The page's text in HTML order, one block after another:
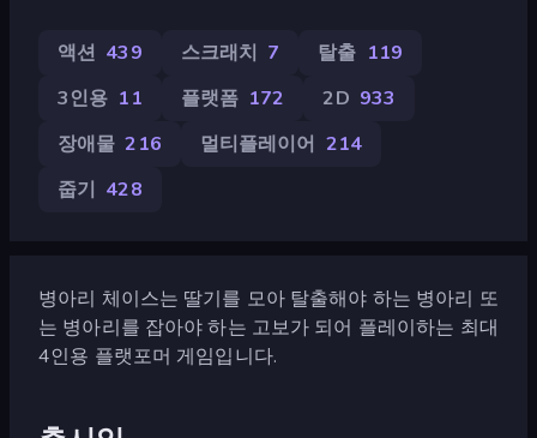
액션 439 스크래치 7 탈출 119
3인용 11 플랫폼 172 2D 933
장애물 216 멀티플레이어 214
줍기 428
병아리 체이스는 딸기를 모아 탈출해야 하는 병아리 또
는 병아리를 잡아야 하는 고보가 되어 플레이하는 최대
4인용 플랫포머 게임입니다.